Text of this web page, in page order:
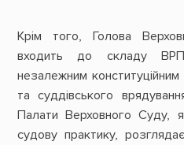
Крім того, Голова
входить до складу
незалежним
та суддівського
Палати Верховного Суду,
судову практику,